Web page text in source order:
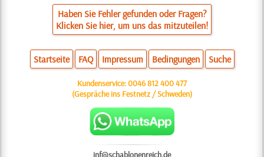
Haben Sie Fehler gefunden oder Fragen?
Klicken Sie hier, um uns das mitzuteilen!
Startseite FAQ Impressum Bedingungen Suche
Kundenservice:0046 812 400 477
(Gespräche ins Festnetz / Schweden)
inf@schablonenreich.de